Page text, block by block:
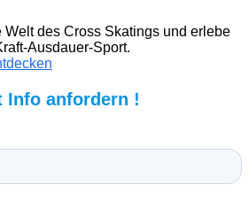
Welt des Cross Skatings und erlebe
Ausdauer-Sport.
Info anfordern !